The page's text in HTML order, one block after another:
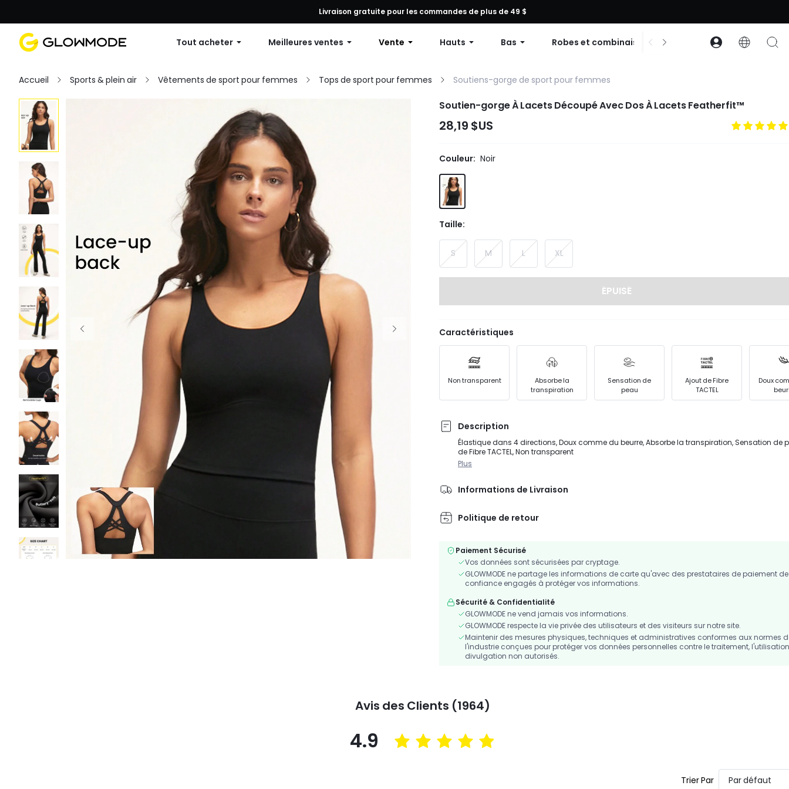
Première commande : 10 % de réduction sur toute commande, 12 % de réduction dès 79 $ d’achat ou 15 % de réduction dès 99 $ d’achat | Code : GLOWNEW
Livraison gratuite pour les commandes de plus de 49 $
Tout acheter Meilleures ventes Vente Hauts Bas Robes et combinaisons Accessoires
Accueil Sports & plein air Vêtements de sport pour femmes Tops de sport pour femmes Soutiens-gorge de sport pour femmes
Soutien-gorge À Lacets Découpé Avec Dos À Lacets Featherfit™
28,19 $US
Couleur: Noir
Taille:
S M L XL
ÉPUISÉ
Caractéristiques
Non transparent
Absorbe la
transpiration
Sensation de
peau
Ajout de Fibre
TACTEL
Doux
Description
Élastique dans 4 directions, Doux comme du beurre, Absorbe la transpiration, Sensation de
de Fibre TACTEL, Non transparent
Plus
Informations de Livraison
Politique de retour
Paiement Sécurisé
Vos données sont sécurisées par cryptage.
GLOWMODE ne partage les informations de carte qu'avec des prestataires de paiement de
confiance engagés à protéger vos informations.
Sécurité & Confidentialité
GLOWMODE ne vend jamais vos informations.
GLOWMODE respecte la vie privée des utilisateurs et des visiteurs sur notre site.
Maintenir des mesures physiques, techniques et administratives conformes aux normes
l'industrie conçues pour protéger vos données personnelles contre le traitement,
divulgation non autorisés.
Avis des Clients (1964)
4.9
Trier Par Par défaut